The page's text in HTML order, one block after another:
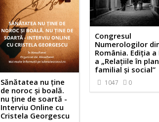
Congresul
Numerologilor
România. Ediția a
a „Relațiile în plan
familial și social”
1047 0
Sănătatea nu ține
de noroc și boală.
nu ține de soartă -
Interviu Online cu
Cristela Georgescu